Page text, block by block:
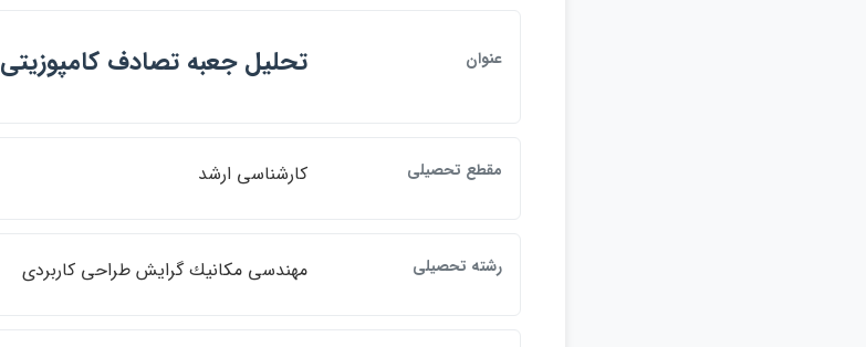
عنوان تحليل جعبه تصادف كامپوزيتي
مقطع تحصيلي كارشناسي ارشد
رشته تحصيلي مهندسي مكانيك گرايش طراحي كاربردي